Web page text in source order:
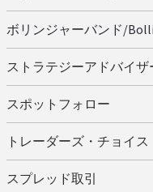
ボリンジャーバンド/
ストラテジーアドバイザ
スポットフォロー
トレーダーズ・チョイス
スプレッド取引